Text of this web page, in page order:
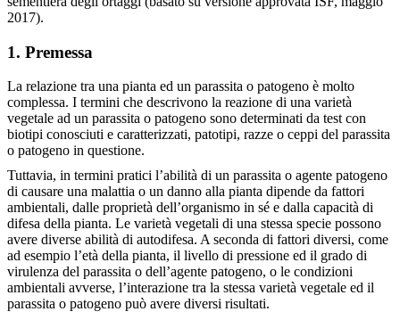
2017).
1. Premessa
La relazione tra una pianta ed un parassita o patogeno è molto
complessa. I termini che descrivono la reazione di una varietà
vegetale ad un parassita o patogeno sono determinati da test con
biotipi conosciuti e caratterizzati, patotipi, razze o ceppi del parassita
o patogeno in questione.
Tuttavia, in termini pratici l’abilità di un parassita o agente patogeno
di causare una malattia o un danno alla pianta dipende da fattori
ambientali, dalle proprietà dell’organismo in sé e dalla capacità di
difesa della pianta. Le varietà vegetali di una stessa specie possono
avere diverse abilità di autodifesa. A seconda di fattori diversi, come
ad esempio l’età della pianta, il livello di pressione ed il grado di
virulenza del parassita o dell’agente patogeno, o le condizioni
ambientali avverse, l’interazione tra la stessa varietà vegetale ed il
parassita o patogeno può avere diversi risultati.